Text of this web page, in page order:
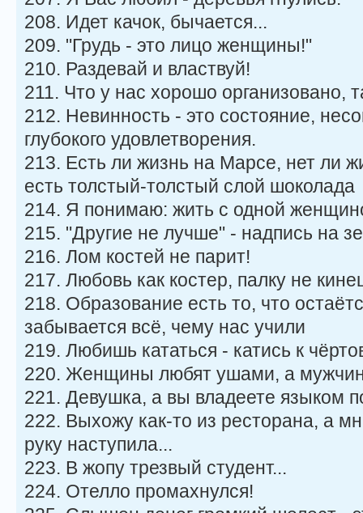
208. Идет качок, бычается...
209. "Грудь - это лицо женщины!"
210. Раздевай и властвуй!
211. Что у нас хорошо организовано,
212. Невинность - это состояние,
глубокого удовлетворения.
213. Есть ли жизнь на Марсе, нет ли
есть толстый-толстый слой шоколада
214. Я понимаю: жить с одной
215. "Другие не лучше" - надпись на
216. Лом костей не парит!
217. Любовь как костер, палку не
218. Образование есть то, что
забывается всё, чему нас учили
219. Любишь кататься - катись к
220. Женщины любят ушами, а
221. Девушка, а вы владеете языком
222. Выхожу как-то из ресторана, а
руку наступила...
223. В жопу трезвый студент...
224. Отелло промахнулся!